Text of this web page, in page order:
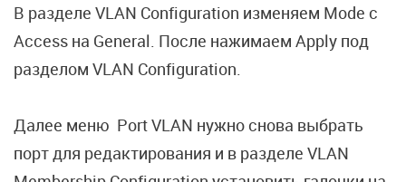
В разделе VLAN Configuration изменяем Mode с
Access на General. После нажимаем Apply под
разделом VLAN Configuration.
Далее меню Port VLAN нужно снова выбрать
порт для редактирования и в разделе VLAN